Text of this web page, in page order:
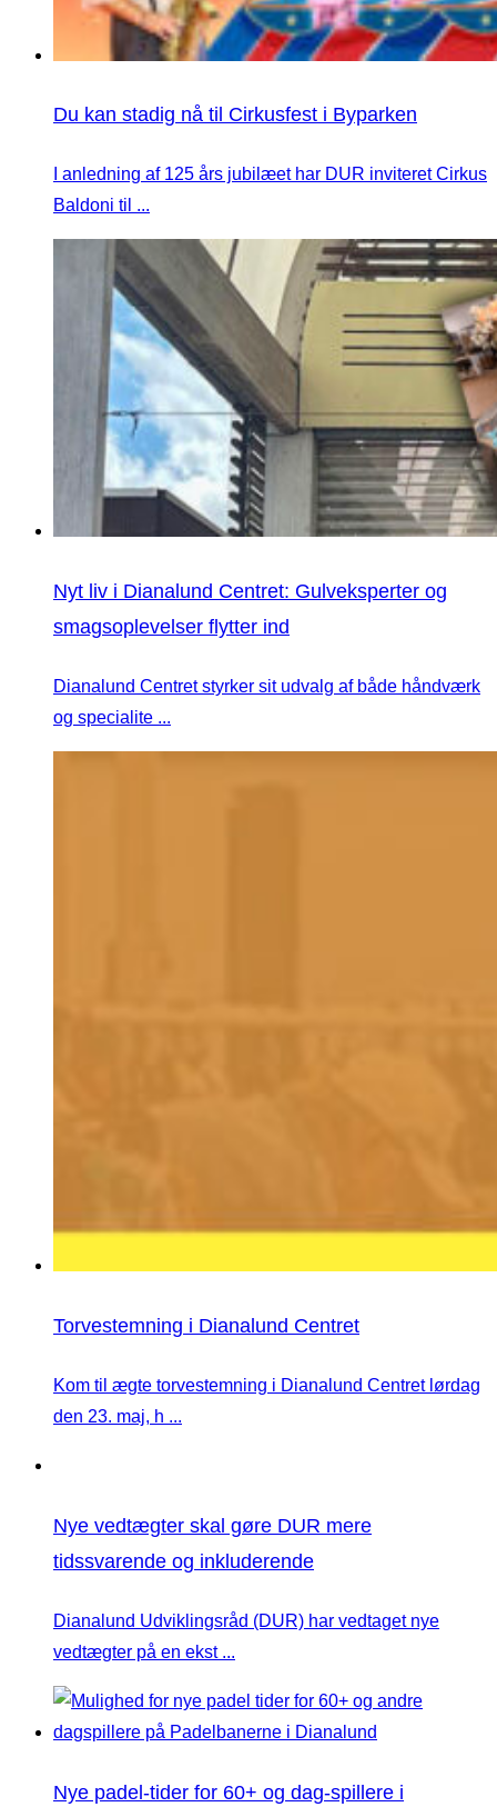
Du kan stadig nå til Cirkusfest i Byparken
I anledning af 125 års jubilæet har DUR inviteret Cirkus
Baldoni til ...
Nyt liv i Dianalund Centret: Gulveksperter og
smagsoplevelser flytter ind
Dianalund Centret styrker sit udvalg af både håndværk
og specialite ...
Torvestemning i Dianalund Centret
Kom til ægte torvestemning i Dianalund Centret lørdag
den 23. maj, h ...
Nye vedtægter skal gøre DUR mere
tidssvarende og inkluderende
Dianalund Udviklingsråd (DUR) har vedtaget nye
vedtægter på en ekst ...
Nye padel-tider for 60+ og dag-spillere i